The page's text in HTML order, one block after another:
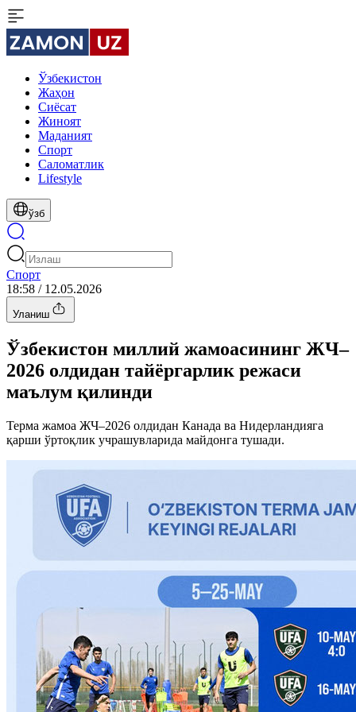
Ўзбекистон
Жаҳон
Сиёсат
Жиноят
Маданият
Спорт
Cаломатлик
Lifestyle
ўзб
Спорт
18:58 / 12.05.2026
Уланиш
Ўзбекистон миллий жамоасининг ЖЧ–
2026 олдидан тайёргарлик режаси
маълум қилинди
Терма жамоа ЖЧ–2026 олдидан Канада ва Нидерландияга
қарши ўртоқлик учрашувларида майдонга тушади.